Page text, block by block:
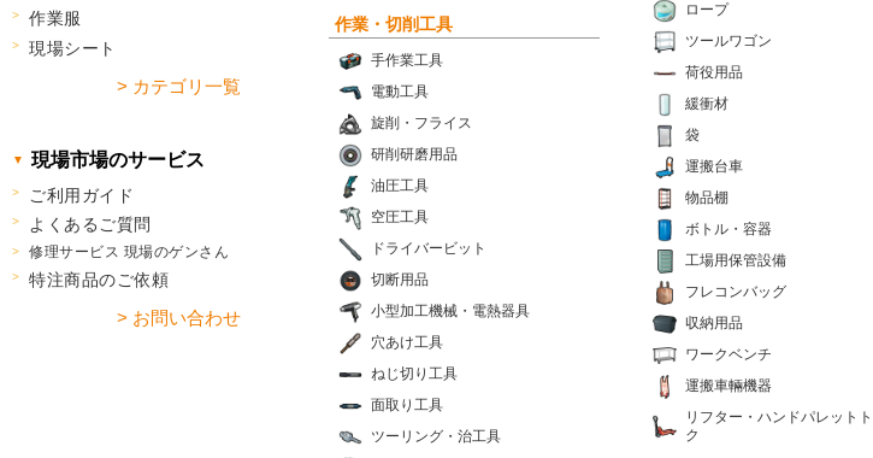
ロープ
ツールワゴン
荷役用品
緩衝材
袋
運搬台車
物品棚
ボトル・容器
工場用保管設備
フレコンバッグ
収納用品
ワークベンチ
運搬車輛機器
リフター・ハンドパレット
ク
作業・切削工具
手作業工具
電動工具
旋削・フライス
研削研磨用品
油圧工具
空圧工具
ドライバービット
切断用品
小型加工機械・電熱器具
穴あけ工具
ねじ切り工具
面取り工具
ツーリング・治工具
作業服
現場シート
> カテゴリ一覧
現場市場のサービス
ご利用ガイド
よくあるご質問
修理サービス 現場のゲンさん
特注商品のご依頼
> お問い合わせ